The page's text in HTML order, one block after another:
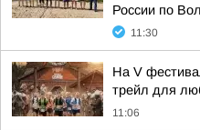
России по
11:30
На V
трейл для
11:06